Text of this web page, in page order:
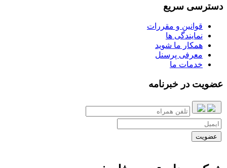
دسترسی سریع
قوانین و مقررات
نمایندگی ها
همکار ما شوید
معرفی پرسنل
خدمات ما
عضویت در خبرنامه